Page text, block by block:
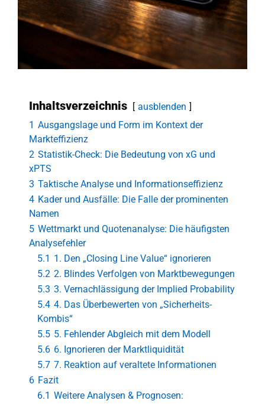
Inhaltsverzeichnis
ausblenden
1 Ausgangslage und Form im Kontext der
Markteffizienz
2 Statistik-Check: Die Bedeutung von xG und
xPTS
3 Taktische Analyse und Informationseffizienz
4 Kader und Ausfälle: Die Falle der prominenten
Namen
5 Wettmarkt und Quotenanalyse: Die häufigsten
Analysefehler
5.1 1. Den „Closing Line Value“ ignorieren
5.2 2. Blindes Verfolgen von Marktbewegungen
5.3 3. Vernachlässigung der Implied Probability
5.4 4. Das Überbewerten von „Sicherheits-
Kombis“
5.5 5. Fehlender Abgleich mit dem Modell
5.6 6. Ignorieren der Marktliquidität
5.7 7. Reaktion auf veraltete Informationen
6 Fazit
6.1 Weitere Analysen & Prognosen: